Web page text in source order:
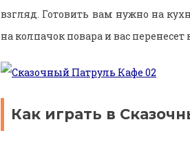
взгляд. Готовить вам нужно на
на колпачок повара и вас перенесет
Как играть в